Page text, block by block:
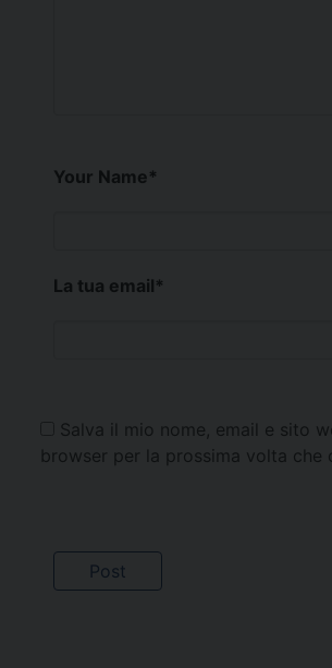
Your Name*
La tua email*
Salva il mio nome, email e sito
browser per la prossima volta che